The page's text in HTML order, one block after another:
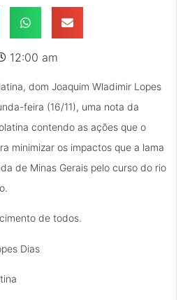
12:00 am
dom Joaquim Wladimir Lopes
feira (16/11), uma nota da
contendo as ações que o
minimizar os impactos que a lama
de Minas Gerais pelo curso do rio
de todos.
Dias